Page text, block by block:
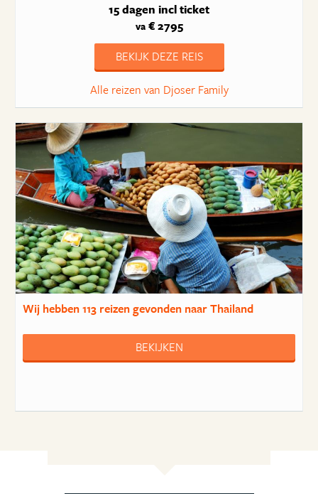
15 dagen incl ticket
va€ 2795
BEKIJK DEZE REIS
Alle reizen van Djoser Family
Wij hebben113 reizengevonden naar Thailand
BEKIJKEN